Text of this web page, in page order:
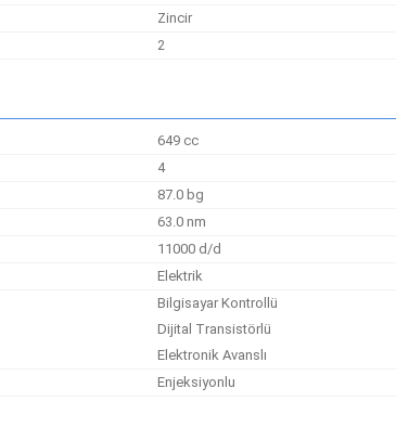
Zincir
2
649 cc
4
87.0 bg
63.0 nm
11000 d/d
Elektrik
Bilgisayar Kontrollü
Dijital Transistörlü
Elektronik Avanslı
Enjeksiyonlu